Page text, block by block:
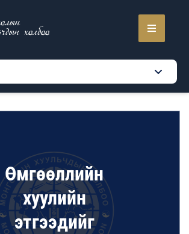
холбоо
Өмгөөллийн
хуулийн
этгээдийг